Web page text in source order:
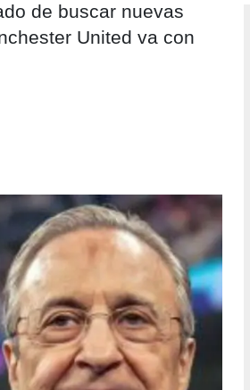
de buscar nuevas
United va con